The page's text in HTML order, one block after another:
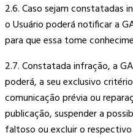
2.6. Caso sejam constatadas
o Usuário poderá notificar a
para que essa tome
2.7. Constatada infração, a
poderá, a seu exclusivo
comunicação prévia ou
publicação, suspender a
faltoso ou excluir o